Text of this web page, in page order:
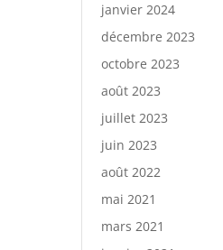
janvier 2024
décembre 2023
octobre 2023
août 2023
juillet 2023
juin 2023
août 2022
mai 2021
mars 2021